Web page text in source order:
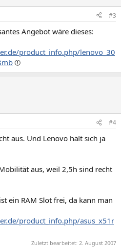
#3
Angebot wäre dieses:
product_info.php/lenovo_30
#4
aus. Und Lenovo hält sich ja
aus, weil 2,5h sind recht
ein RAM Slot frei, da kann man
product_info.php/asus_x51r
Zuletzt bearbeitet: 2. August 2007